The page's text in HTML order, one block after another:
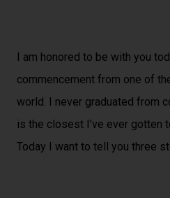
I am honored to be with you
commencement from one of
world. I never graduated from
is the closest I’ve ever gotten
Today I want to tell you three